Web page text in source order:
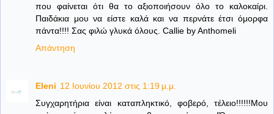
που φαίνεται ότι θα το αξιοποιήσουν όλο το καλοκαίρι.
Παιδάκια μου να είστε καλά και να περνάτε έτσι όμορφα
πάντα!!!! Σας φιλώ γλυκά όλους. Callie by Anthomeli
Απάντηση
Eleni 12 Ιουνίου 2012 στις 1:19 μ.μ.
Συγχαρητήρια είναι καταπληκτικό, φοβερό, τέλειο!!!!!!Μου